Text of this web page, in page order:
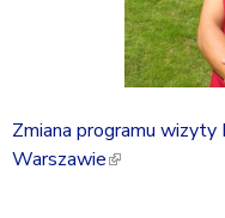
Zmiana programu
Warszawie(